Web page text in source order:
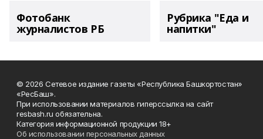
Фотобанк
журналистов РБ
Рубрика "Еда и
напитки"
© 2026 Сетевое издание газеты «Республика Башкортостан»
«РесБаш».
При использовании материалов гиперссылка на сайт
resbash.ru обязательна.
Категория информационной продукции 18+
Об использовании персональных данных